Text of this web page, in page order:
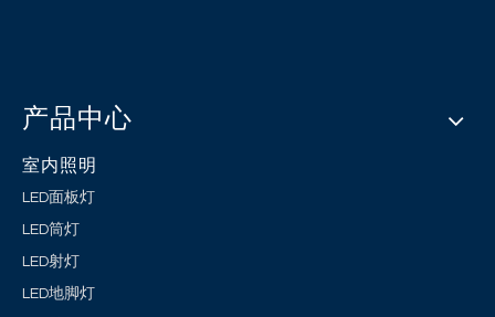
产品中心
室内照明
LED面板灯
LED筒灯
LED射灯
LED地脚灯